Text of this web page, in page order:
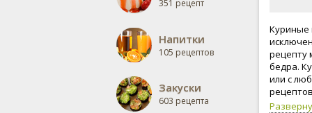
351 рецепт
Напитки
105 рецептов
Закуски
603 рецепта
Куриные
рецепту
бедра.
или с